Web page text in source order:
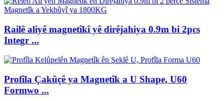
Railê aliyê magnetîkî yê dirêjahiya 0.9m bi 2pcs
Integr ...
Profîla Çakûçê ya Magnetîk a U Shape, U60
Formwo ...